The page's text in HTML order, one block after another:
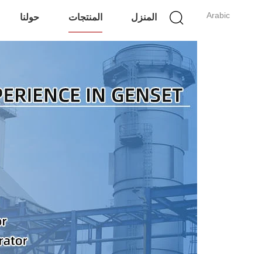
Arabic المنزل المنتجات حولنا